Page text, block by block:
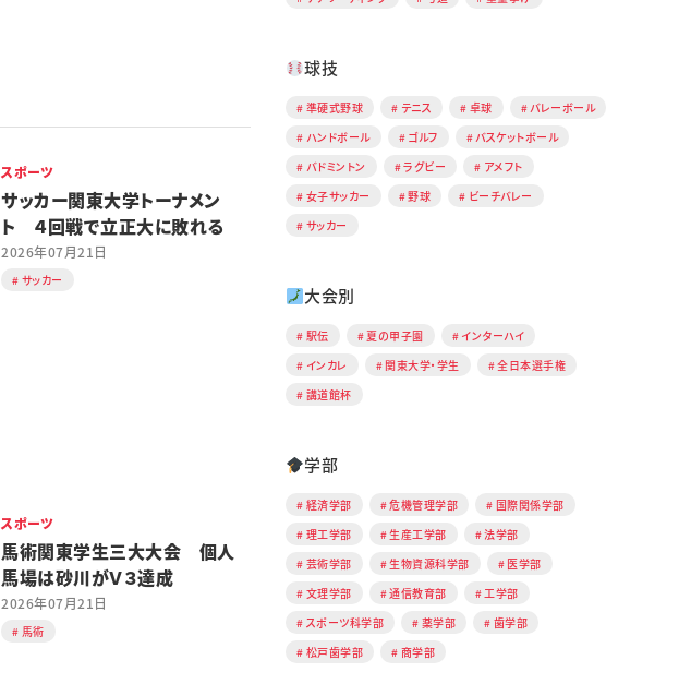
スポーツ
サッカー関東大学トーナメン
ト ４回戦で立正大に敗れる
2026年07月21日
サッカー
スポーツ
馬術関東学生三大大会 個人
馬場は砂川がＶ３達成
2026年07月21日
馬術
球技
準硬式野球 テニス 卓球
バレーボール
ハンドボール
ゴルフ
バスケットボール
バドミントン
ラグビー
アメフト
女子サッカー
野球
ビーチバレー
サッカー
大会別
駅伝 夏の甲子園
インターハイ
インカレ
関東大学・学生
全日本選手権
講道館杯
学部
経済学部 危機管理学部
国際関係学部
理工学部
生産工学部
法学部
芸術学部
生物資源科学部
医学部
文理学部
通信教育部
工学部
スポーツ科学部
薬学部
歯学部
松戸歯学部
商学部